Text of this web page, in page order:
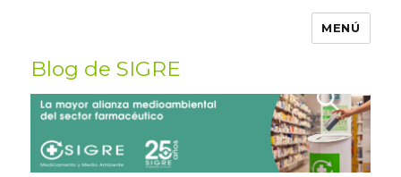
MENÚ
Blog de SIGRE
Buscar
por: